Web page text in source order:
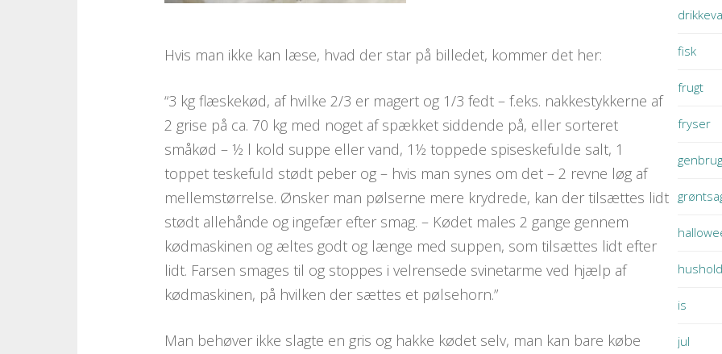
Hvis man ikke kan læse, hvad der star på billedet, kommer det her:
“3 kg flæskekød, af hvilke 2/3 er magert og 1/3 fedt – f.eks. nakkestykkerne af
2 grise på ca. 70 kg med noget af spækket siddende på, eller sorteret
småkød – ½ l kold suppe eller vand, 1½ toppede spiseskefulde salt, 1
toppet teskefuld stødt peber og – hvis man synes om det – 2 revne løg af
mellemstørrelse. Ønsker man pølserne mere krydrede, kan der tilsættes lidt
stødt allehånde og ingefær efter smag. – Kødet males 2 gange gennem
kødmaskinen og æltes godt og længe med suppen, som tilsættes lidt efter
lidt. Farsen smages til og stoppes i velrensede svinetarme ved hjælp af
kødmaskinen, på hvilken der sættes et pølsehorn.”
Man behøver ikke slagte en gris og hakke kødet selv, man kan bare købe
fisk
frugt
fryser
genbrug
is
jul